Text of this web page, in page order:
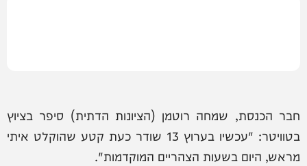
חבר הכנסת, שמחה רוטמן (הציונות הדתית) סיפר בציוץ
בטוויטר: ‏"עכשיו בערוץ 13 שודר כעת קטע שהוקלט איתי
מראש, היום בשעות הצהריים המוקדמות".